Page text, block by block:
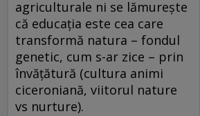
agriculturale ni se lămurește
că educația este cea care
transformă natura – fondul
genetic, cum s-ar zice – prin
învățătură (cultura animi
ciceroniană, viitorul nature
vs nurture).